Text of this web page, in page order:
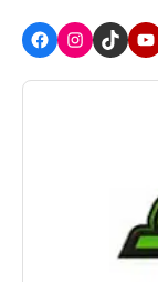
FacebookInstagram